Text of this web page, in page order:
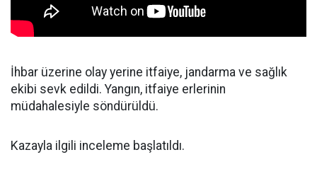
İhbar üzerine olay yerine itfaiye, jandarma ve sağlık
ekibi sevk edildi. Yangın, itfaiye erlerinin
müdahalesiyle söndürüldü.
Kazayla ilgili inceleme başlatıldı.